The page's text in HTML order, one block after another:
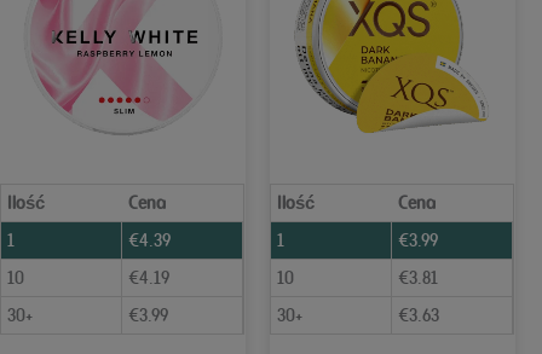
Ilość
Cena
1
€4.39
10
€4.19
30+
€3.99
Ilość
Cena
1
€3.99
10
€3.81
30+
€3.63